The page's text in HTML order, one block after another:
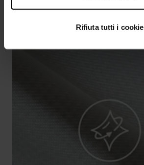
Rifiuta tutti i cookie